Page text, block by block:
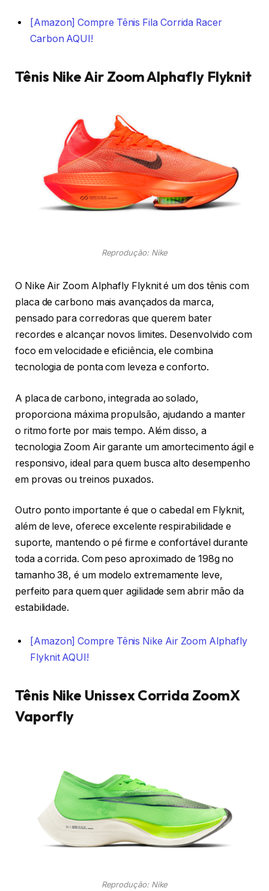
[Amazon] Compre Tênis Fila Corrida Racer
Carbon AQUI!
Tênis Nike Air Zoom Alphafly Flyknit
Reprodução: Nike
O Nike Air Zoom Alphafly Flyknit é um dos tênis com
placa de carbono mais avançados da marca,
pensado para corredoras que querem bater
recordes e alcançar novos limites. Desenvolvido com
foco em velocidade e eficiência, ele combina
tecnologia de ponta com leveza e conforto.
A placa de carbono, integrada ao solado,
proporciona máxima propulsão, ajudando a manter
o ritmo forte por mais tempo. Além disso, a
tecnologia Zoom Air garante um amortecimento ágil e
responsivo, ideal para quem busca alto desempenho
em provas ou treinos puxados.
Outro ponto importante é que o cabedal em Flyknit,
além de leve, oferece excelente respirabilidade e
suporte, mantendo o pé firme e confortável durante
toda a corrida. Com peso aproximado de 198g no
tamanho 38, é um modelo extremamente leve,
perfeito para quem quer agilidade sem abrir mão da
estabilidade.
[Amazon] Compre Tênis Nike Air Zoom Alphafly
Flyknit AQUI!
Tênis Nike Unissex Corrida ZoomX
Vaporfly
Reprodução: Nike